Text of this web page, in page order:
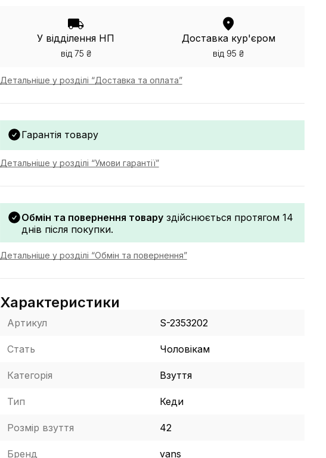
У відділення НП
від 75 ₴
Доставка кур'єром
від 95 ₴
Детальніше у розділі “Доставка та оплата”
Гарантія товару
Детальніше у розділі “Умови гарантії”
Обмін та повернення товаруздійснюється протягом 14
днів після покупки.
Детальніше у розділі “Обмін та повернення”
Характеристики
Артикул S-2353202
Стать Чоловікам
Категорія Взуття
Тип Кеди
Розмір взуття 42
Бренд vans